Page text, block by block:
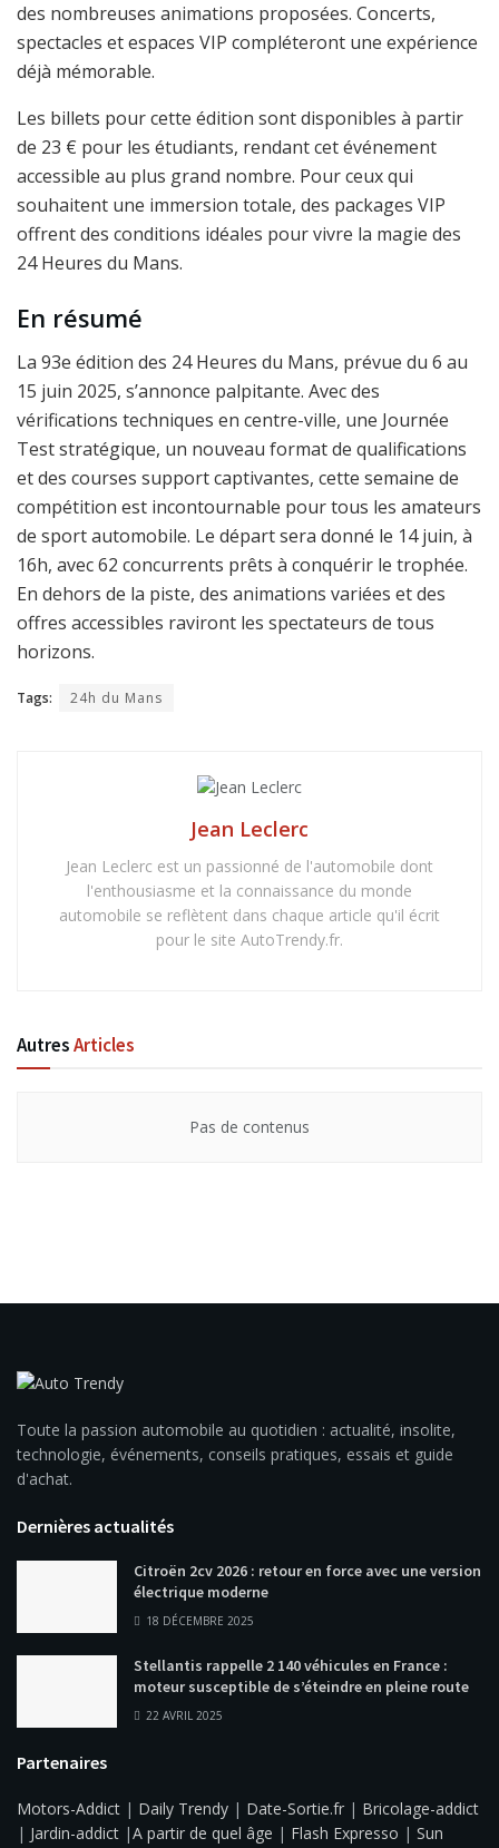
des nombreuses animations proposées. Concerts,
spectacles et espaces VIP compléteront une expérience
déjà mémorable.
Les billets pour cette édition sont disponibles à partir
de 23 € pour les étudiants, rendant cet événement
accessible au plus grand nombre. Pour ceux qui
souhaitent une immersion totale, des packages VIP
offrent des conditions idéales pour vivre la magie des
24 Heures du Mans.
En résumé
La 93e édition des 24 Heures du Mans, prévue du 6 au
15 juin 2025, s’annonce palpitante. Avec des
vérifications techniques en centre-ville, une Journée
Test stratégique, un nouveau format de qualifications
et des courses support captivantes, cette semaine de
compétition est incontournable pour tous les amateurs
de sport automobile. Le départ sera donné le 14 juin, à
16h, avec 62 concurrents prêts à conquérir le trophée.
En dehors de la piste, des animations variées et des
offres accessibles raviront les spectateurs de tous
horizons.
Tags: 24h du Mans
Jean Leclerc
Jean Leclerc est un passionné de l'automobile dont
l'enthousiasme et la connaissance du monde
automobile se reflètent dans chaque article qu'il écrit
pour le site AutoTrendy.fr.
AutresArticles
Pas de contenus
Toute la passion automobile au quotidien : actualité, insolite,
technologie, événements, conseils pratiques, essais et guide
d'achat.
Dernières actualités
Citroën 2cv 2026 : retour en force avec une version
électrique moderne
18 DÉCEMBRE 2025
Stellantis rappelle 2 140 véhicules en France :
moteur susceptible de s’éteindre en pleine route
22 AVRIL 2025
Partenaires
Motors-Addict | Daily Trendy | Date-Sortie.fr | Bricolage-addict
| Jardin-addict |A partir de quel âge | Flash Expresso | Sun